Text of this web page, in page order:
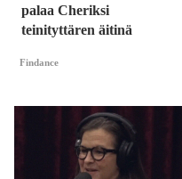
palaa Cheriksi
teinityttären äitinä
Findance